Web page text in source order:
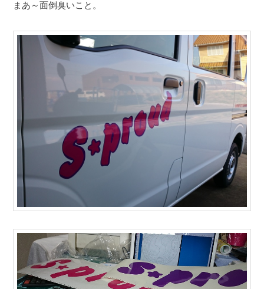
まあ～面倒臭いこと。